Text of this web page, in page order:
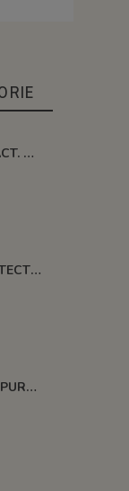
SUPPORT REFRACT. DOUBLE ROND Ø 100 MM 1260°C
ENGOBE DE PROTECTION POUR LES PLAQUES
BARRE ALUMINE PURE 1400°C L200 X 2 MM